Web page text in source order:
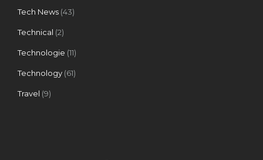
Tech News (43)
Technical (2)
Technologie (11)
Technology (61)
Travel (9)